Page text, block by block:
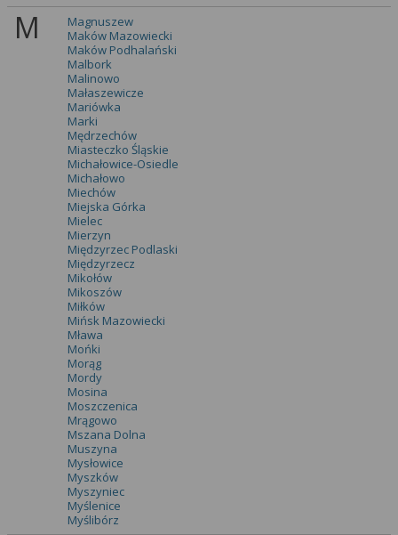
M
Magnuszew
Maków Mazowiecki
Maków Podhalański
Malbork
Malinowo
Małaszewicze
Mariówka
Marki
Mędrzechów
Miasteczko Śląskie
Michałowice-Osiedle
Michałowo
Miechów
Miejska Górka
Mielec
Mierzyn
Międzyrzec Podlaski
Międzyrzecz
Mikołów
Mikoszów
Miłków
Mińsk Mazowiecki
Mława
Mońki
Morąg
Mordy
Mosina
Moszczenica
Mrągowo
Mszana Dolna
Muszyna
Mysłowice
Myszków
Myszyniec
Myślenice
Myślibórz